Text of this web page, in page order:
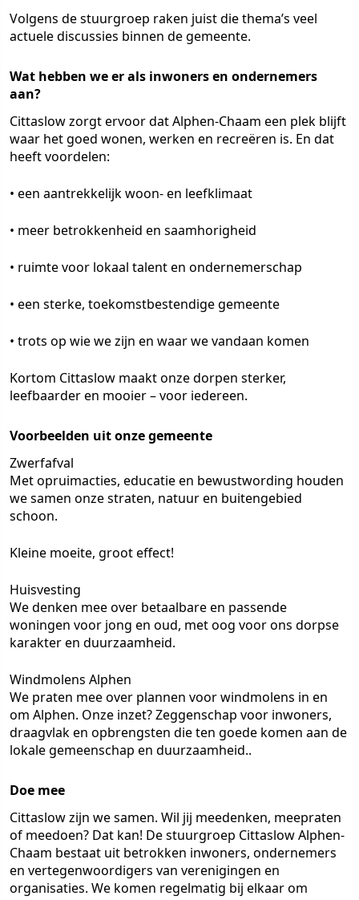
Volgens de stuurgroep raken juist die thema’s veel
actuele discussies binnen de gemeente.
Wat hebben we er als inwoners en ondernemers
aan?
Cittaslow zorgt ervoor dat Alphen-Chaam een plek blijft
waar het goed wonen, werken en recreëren is. En dat
heeft voordelen:
• een aantrekkelijk woon- en leefklimaat
• meer betrokkenheid en saamhorigheid
• ruimte voor lokaal talent en ondernemerschap
• een sterke, toekomstbestendige gemeente
• trots op wie we zijn en waar we vandaan komen
Kortom Cittaslow maakt onze dorpen sterker,
leefbaarder en mooier – voor iedereen.
Voorbeelden uit onze gemeente
Zwerfafval
Met opruimacties, educatie en bewustwording houden
we samen onze straten, natuur en buitengebied
schoon.
Kleine moeite, groot effect!
Huisvesting
We denken mee over betaalbare en passende
woningen voor jong en oud, met oog voor ons dorpse
karakter en duurzaamheid.
Windmolens Alphen
We praten mee over plannen voor windmolens in en
om Alphen. Onze inzet? Zeggenschap voor inwoners,
draagvlak en opbrengsten die ten goede komen aan de
lokale gemeenschap en duurzaamheid..
Doe mee
Cittaslow zijn we samen. Wil jij meedenken, meepraten
of meedoen? Dat kan! De stuurgroep Cittaslow Alphen-
Chaam bestaat uit betrokken inwoners, ondernemers
en vertegenwoordigers van verenigingen en
organisaties. We komen regelmatig bij elkaar om